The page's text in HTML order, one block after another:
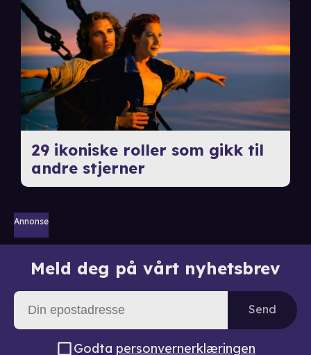
29 ikoniske roller som gikk til
andre stjerner
Annonse
Meld deg på vårt nyhetsbrev
Send
Godta personvernerklæringen